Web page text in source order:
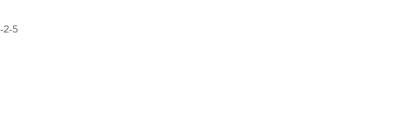
2-5